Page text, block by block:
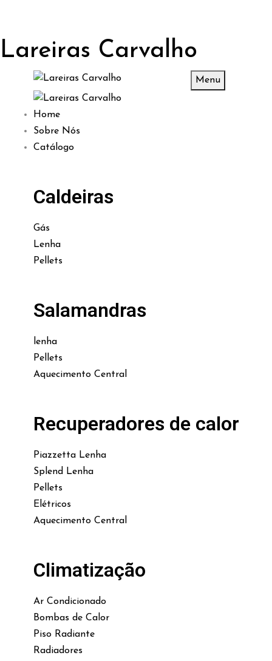
Lareiras Carvalho
Menu
Home
Sobre Nós
Catálogo
Caldeiras
Gás
Lenha
Pellets
Salamandras
lenha
Pellets
Aquecimento Central
Recuperadores de calor
Piazzetta Lenha
Splend Lenha
Pellets
Elétricos
Aquecimento Central
Climatização
Ar Condicionado
Bombas de Calor
Piso Radiante
Radiadores